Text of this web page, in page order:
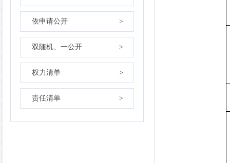
依申请公开 >
双随机、一公开 >
权力清单 >
责任清单 >